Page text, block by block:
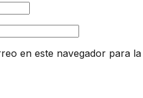
en este navegador para la